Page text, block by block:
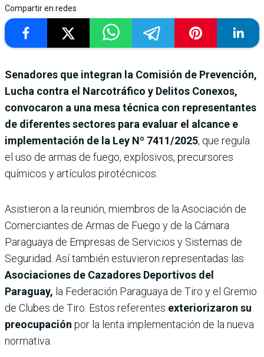
Compartir en redes
Senadores que integran la Comisión de Prevención,
Lucha contra el Narcotráfico y Delitos Conexos,
convocaron a una mesa técnica con representantes
de diferentes sectores para evaluar el alcance e
implementación de la Ley Nº 7411/2025, que regula
el uso de armas de fuego, explosivos, precursores
químicos y artículos pirotécnicos.
Asistieron a la reunión, miembros de la Asociación de
Comerciantes de Armas de Fuego y de la Cámara
Paraguaya de Empresas de Servicios y Sistemas de
Seguridad. Así también estuvieron representadas las
Asociaciones de Cazadores Deportivos del
Paraguay, la Federación Paraguaya de Tiro y el Gremio
de Clubes de Tiro. Estos referentes exteriorizaron su
preocupación por la lenta implementación de la nueva
normativa.